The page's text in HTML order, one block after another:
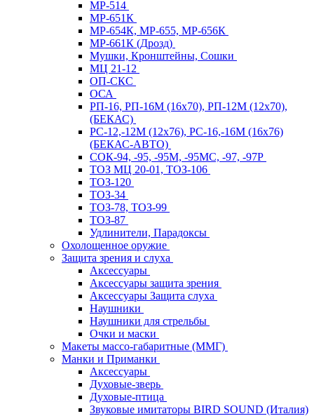
МР-514
МР-651К
МР-654К, МР-655, МР-656К
МР-661К (Дрозд)
Мушки, Кронштейны, Сошки
МЦ 21-12
ОП-СКС
ОСА
РП-16, РП-16М (16х70), РП-12М (12х70),
(БЕКАС)
РС-12,-12М (12х76), РС-16,-16М (16х76)
(БЕКАС-АВТО)
СОК-94, -95, -95М, -95МС, -97, -97Р
ТОЗ МЦ 20-01, ТОЗ-106
ТОЗ-120
ТОЗ-34
ТОЗ-78, ТОЗ-99
ТОЗ-87
Удлинители, Парадоксы
Охолощенное оружие
Защита зрения и слуха
Аксессуары
Аксессуары защита зрения
Аксессуары Защита слуха
Наушники
Наушники для стрельбы
Очки и маски
Макеты массо-габаритные (ММГ)
Манки и Приманки
Аксессуары
Духовые-зверь
Духовые-птица
Звуковые имитаторы BIRD SOUND (Италия)